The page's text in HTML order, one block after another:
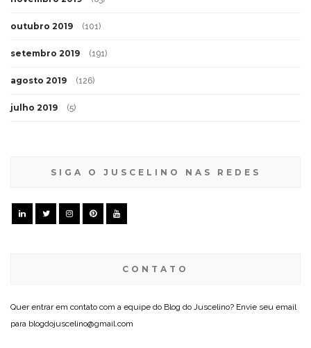
outubro 2019 (101)
setembro 2019 (191)
agosto 2019 (126)
julho 2019 (5)
SIGA O JUSCELINO NAS REDES
CONTATO
Quer entrar em contato com a equipe do Blog do Juscelino? Envie seu email
para blogdojuscelino@gmail.com